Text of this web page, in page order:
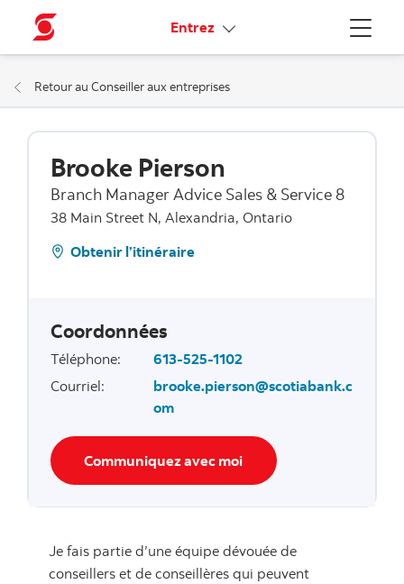
Menu
Entrez Liens connexes
Retour au Conseiller aux entreprises
Brooke Pierson
Branch Manager Advice Sales & Service 8
38 Main Street N, Alexandria, Ontario
Obtenir l’itinéraire
Coordonnées
Téléphone:
613-525-1102
Courriel:
brooke.pierson@scotiabank.c
om
Communiquez avec moi
Je fais partie d’une équipe dévouée de
conseillers et de conseillères qui peuvent